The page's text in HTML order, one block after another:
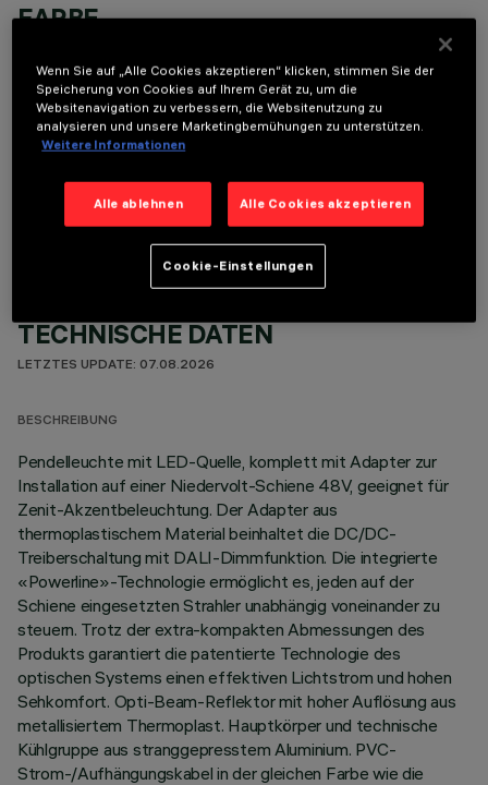
FARBE
OPTIONALE KOMPONENTEN
TECHNISCHE DATEN
LETZTES UPDATE: 07.08.2026
BESCHREIBUNG
Pendelleuchte mit LED-Quelle, komplett mit Adapter zur
Installation auf einer Niedervolt-Schiene 48V, geeignet für
Zenit-Akzentbeleuchtung. Der Adapter aus
thermoplastischem Material beinhaltet die DC/DC-
Treiberschaltung mit DALI-Dimmfunktion. Die integrierte
«Powerline»-Technologie ermöglicht es, jeden auf der
Schiene eingesetzten Strahler unabhängig voneinander zu
steuern. Trotz der extra-kompakten Abmessungen des
Produkts garantiert die patentierte Technologie des
optischen Systems einen effektiven Lichtstrom und hohen
Sehkomfort. Opti-Beam-Reflektor mit hoher Auflösung aus
metallisiertem Thermoplast. Hauptkörper und technische
Kühlgruppe aus stranggepresstem Aluminium. PVC-
Strom-/Aufhängungskabel in der gleichen Farbe wie die
Wenn Sie auf „Alle Cookies akzeptieren“ klicken, stimmen Sie der
Speicherung von Cookies auf Ihrem Gerät zu, um die
Websitenavigation zu verbessern, die Websitenutzung zu
analysieren und unsere Marketingbemühungen zu unterstützen.
Weitere Informationen
Alle ablehnen Alle Cookies akzeptieren
Cookie-Einstellungen